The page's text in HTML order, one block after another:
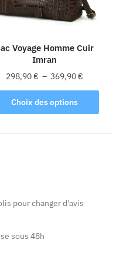
Voyage Homme Cuir
Imran
298,90€ – 369,90€Plage
de
298,90
Choix des options
Ce
produit
être
sur
pour changer d'avis
sous 48h